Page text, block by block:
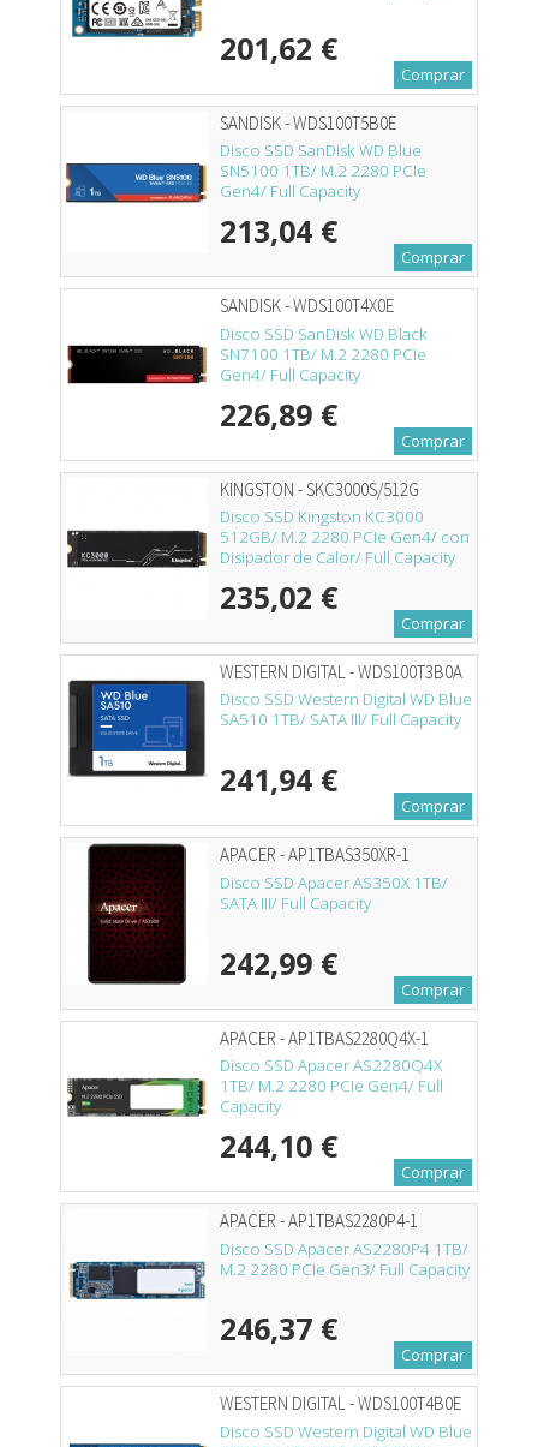
201,62 €
Comprar
SANDISK - WDS100T5B0E
Disco SSD SanDisk WD Blue
SN5100 1TB/ M.2 2280 PCIe
Gen4/ Full Capacity
213,04 €
Comprar
SANDISK - WDS100T4X0E
Disco SSD SanDisk WD Black
SN7100 1TB/ M.2 2280 PCIe
Gen4/ Full Capacity
226,89 €
Comprar
KINGSTON - SKC3000S/512G
Disco SSD Kingston KC3000
512GB/ M.2 2280 PCIe Gen4/ con
Disipador de Calor/ Full Capacity
235,02 €
Comprar
WESTERN DIGITAL - WDS100T3B0A
Disco SSD Western Digital WD Blue
SA510 1TB/ SATA III/ Full Capacity
241,94 €
Comprar
APACER - AP1TBAS350XR-1
Disco SSD Apacer AS350X 1TB/
SATA III/ Full Capacity
242,99 €
Comprar
APACER - AP1TBAS2280Q4X-1
Disco SSD Apacer AS2280Q4X
1TB/ M.2 2280 PCIe Gen4/ Full
Capacity
244,10 €
Comprar
APACER - AP1TBAS2280P4-1
Disco SSD Apacer AS2280P4 1TB/
M.2 2280 PCIe Gen3/ Full Capacity
246,37 €
Comprar
WESTERN DIGITAL - WDS100T4B0E
Disco SSD Western Digital WD Blue